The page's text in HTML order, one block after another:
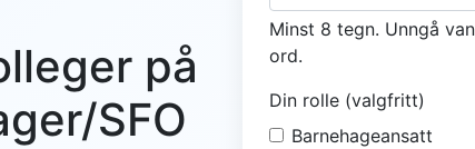
på
SFO
Minst 8 tegn. Unngå
ord.
Din rolle (valgfritt)
Barnehageansatt